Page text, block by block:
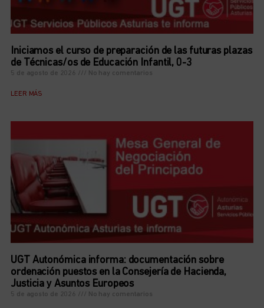
Iniciamos el curso de preparación de las futuras plazas
de Técnicas/os de Educación Infantil, 0-3
5 de agosto de 2026 No hay comentarios
LEER MÁS
UGT Autonómica informa: documentación sobre
ordenación puestos en la Consejería de Hacienda,
Justicia y Asuntos Europeos
5 de agosto de 2026 No hay comentarios